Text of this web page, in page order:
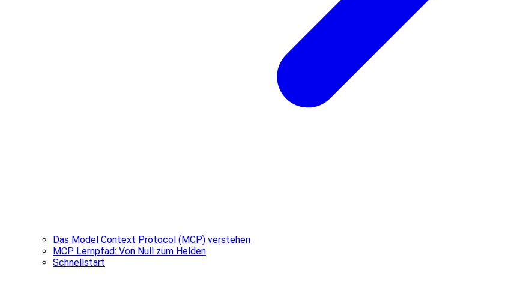
Das Model Context Protocol (MCP) verstehen
MCP Lernpfad: Von Null zum Helden
Schnellstart